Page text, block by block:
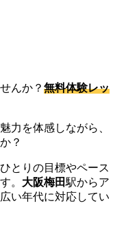
んか？ 無料体験レッ
力を体感しながら、
？
とりの目標やペース
。 大阪梅田駅からア
い年代に対応してい